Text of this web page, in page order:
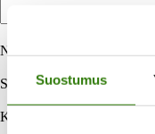
Suostumus
Nimi
Sähköpostiosoite*
Kotisivu